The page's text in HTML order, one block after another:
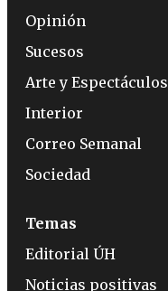
Opinión
Sucesos
Arte y Espectáculos
Interior
Correo Semanal
Sociedad
Temas
Editorial ÚH
Noticias positivas